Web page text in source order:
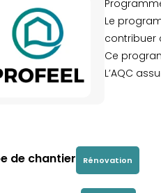
Programme
Le
contribuer
Ce
L’AQC
de chantier Rénovation